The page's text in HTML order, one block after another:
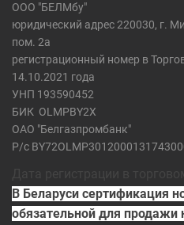
ООО "БЕЛМбу"
юридический адрес 220030, г.
пом. 2а
регистрационный номер в
14.10.2021 года
УНП 193590452
БИК OLMPBY2X
ОАО "Белгазпромбанк"
Р/с
В Беларуси сертификация
обязательной для продажи